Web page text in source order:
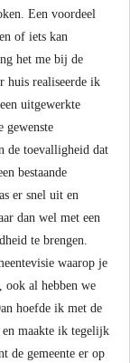
Een voordeel
of iets kan
het me bij de
huis realiseerde ik
uitgewerkte
gewenste
de toevalligheid dat
bestaande
er snel uit en
dan wel met een
te brengen.
waarop je
al hebben we
hoefde ik met de
en maakte ik tegelijk
de gemeente er op